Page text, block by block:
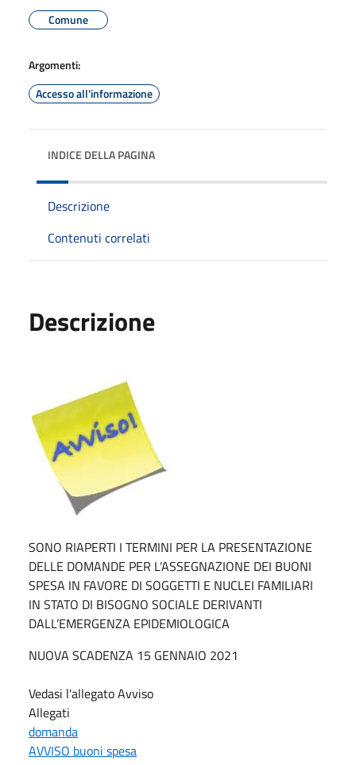
Comune
Argomenti:
Accesso all'informazione
INDICE DELLA PAGINA
Descrizione
Contenuti correlati
Descrizione
SONO RIAPERTI I TERMINI PER LA PRESENTAZIONE
DELLE DOMANDE PER L’ASSEGNAZIONE DEI BUONI
SPESA IN FAVORE DI SOGGETTI E NUCLEI FAMILIARI
IN STATO DI BISOGNO SOCIALE DERIVANTI
DALL’EMERGENZA EPIDEMIOLOGICA
NUOVA SCADENZA 15 GENNAIO 2021
Vedasi l'allegato Avviso
Allegati
domanda
AVVISO buoni spesa